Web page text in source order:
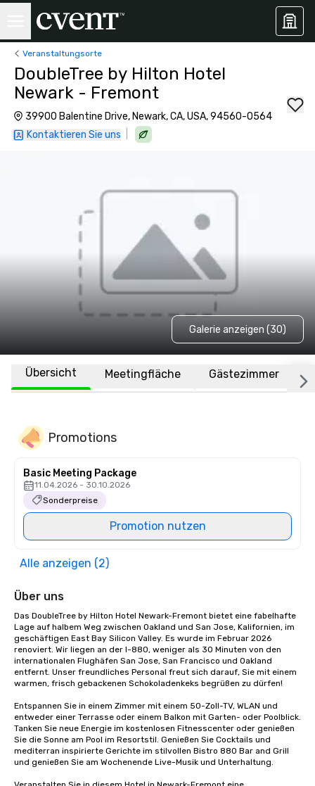
Veranstaltungsorte
DoubleTree by Hilton Hotel
Newark - Fremont
39900 Balentine Drive, Newark, CA, USA, 94560-0564
Kontaktieren Sie uns
Galerie anzeigen (30)
Übersicht Meetingfläche Gästezimmer
Promotions
Basic Meeting Package
11.04.2026 - 30.10.2026
Sonderpreise
Promotion nutzen
Alle anzeigen (2)
Über uns
Das DoubleTree by Hilton Hotel Newark-Fremont bietet eine fabelhafte
Lage auf halbem Weg zwischen Oakland und San Jose, Kalifornien, im
geschäftigen East Bay Silicon Valley. Es wurde im Februar 2026
renoviert. Wir liegen an der I-880, weniger als 30 Minuten von den
internationalen Flughäfen San Jose, San Francisco und Oakland
entfernt. Unser freundliches Personal freut sich darauf, Sie mit einem
warmen, frisch gebackenen Schokoladenkeks begrüßen zu dürfen!
Entspannen Sie in einem Zimmer mit einem 50-Zoll-TV, WLAN und
entweder einer Terrasse oder einem Balkon mit Garten- oder Poolblick.
Tanken Sie neue Energie im kostenlosen Fitnesscenter oder genießen
Sie die Sonne am Pool im Resortstil. Genießen Sie Cocktails und
mediterran inspirierte Gerichte im stilvollen Bistro 880 Bar and Grill
und genießen Sie am Wochenende Live-Musik und Unterhaltung.